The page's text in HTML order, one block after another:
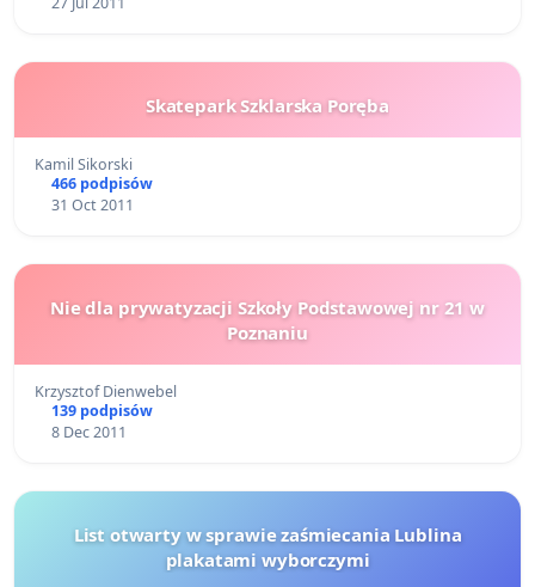
Skatepark Szklarska Poręba
Kamil Sikorski
466 podpisów
31 Oct 2011
Nie dla prywatyzacji Szkoły Podstawowej nr 21 w
Poznaniu
Krzysztof Dienwebel
139 podpisów
8 Dec 2011
List otwarty w sprawie zaśmiecania Lublina
plakatami wyborczymi